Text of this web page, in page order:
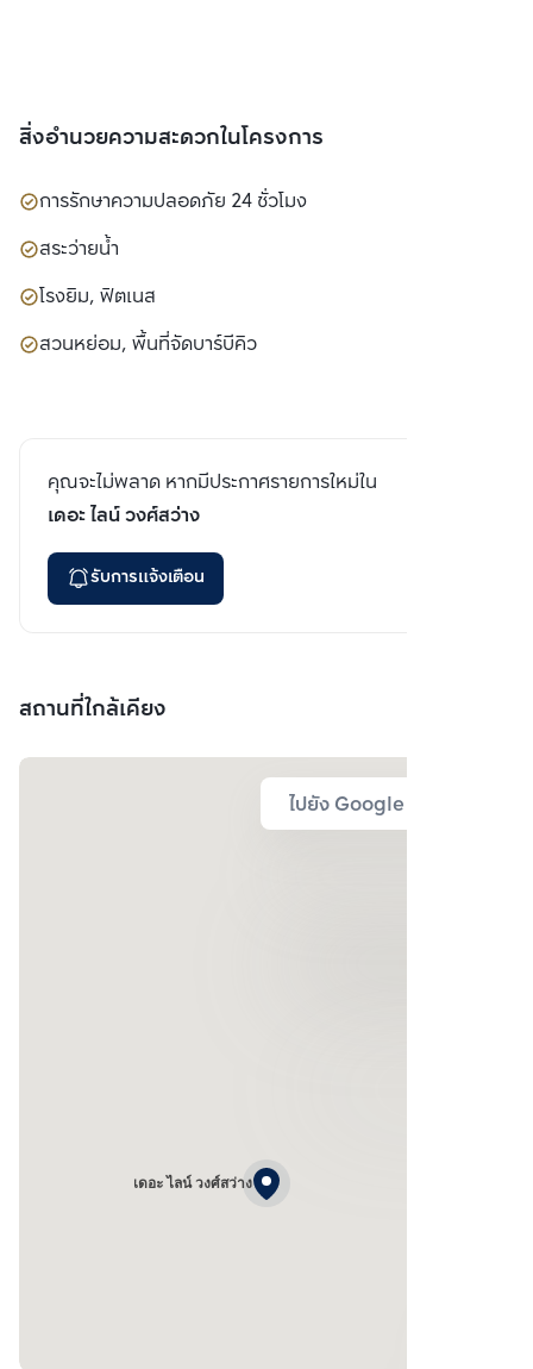
สิ่งอำนวยความสะดวกในโครงการ
การรักษาความปลอดภัย 24 ชั่วโมง
สระว่ายน้ำ
โรงยิม, ฟิตเนส
สวนหย่อม, พื้นที่จัดบาร์บีคิว
คุณจะไม่พลาด หากมีประกาศรายการใหม่ใน
เดอะ ไลน์ วงศ์สว่าง
รับการแจ้งเตือน
สถานที่ใกล้เคียง
ไปยัง Google Map
เดอะ ไลน์ วงศ์สว่าง